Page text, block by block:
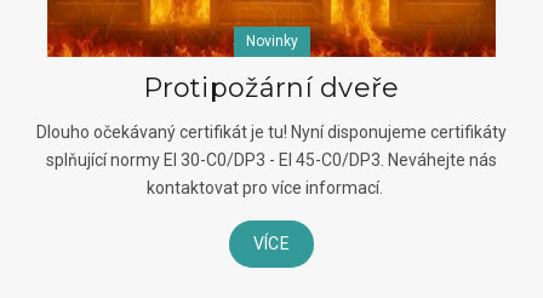
Novinky
Protipožární dveře
Dlouho očekávaný certifikát je tu! Nyní disponujeme certifikáty
splňující normy EI 30-C0/DP3 - EI 45-C0/DP3. Neváhejte nás
kontaktovat pro více informací.
VÍCE